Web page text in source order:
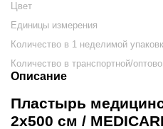
Цвет
Единицы измерения
Количество в 1 неделимой
Количество в транспортной/
Описание
Пластырь
2х500 см /